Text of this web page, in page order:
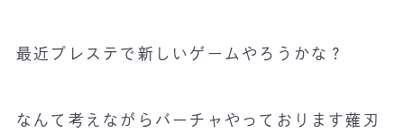
最近プレステで新しいゲームやろうかな？
なんて考えながらバーチャやっております薙刃